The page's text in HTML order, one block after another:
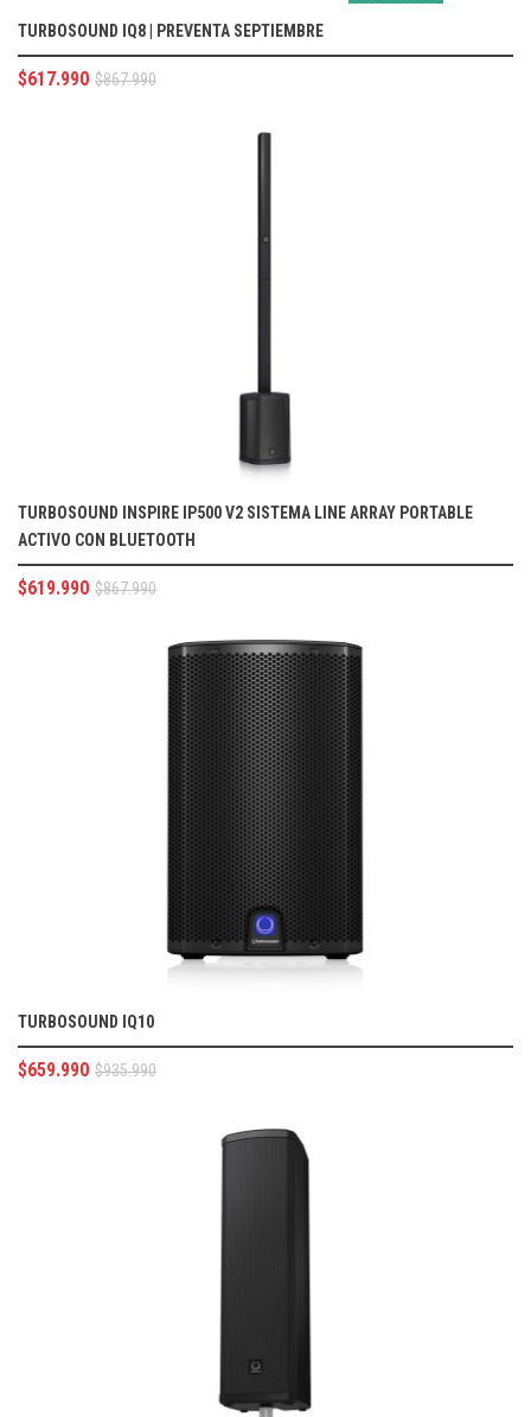
TURBOSOUND IQ8 | PREVENTA SEPTIEMBRE
$867.990
$617.990
TURBOSOUND INSPIRE IP500 V2 SISTEMA LINE ARRAY PORTABLE
ACTIVO CON BLUETOOTH
$867.990
$619.990
TURBOSOUND IQ10
$935.990
$659.990